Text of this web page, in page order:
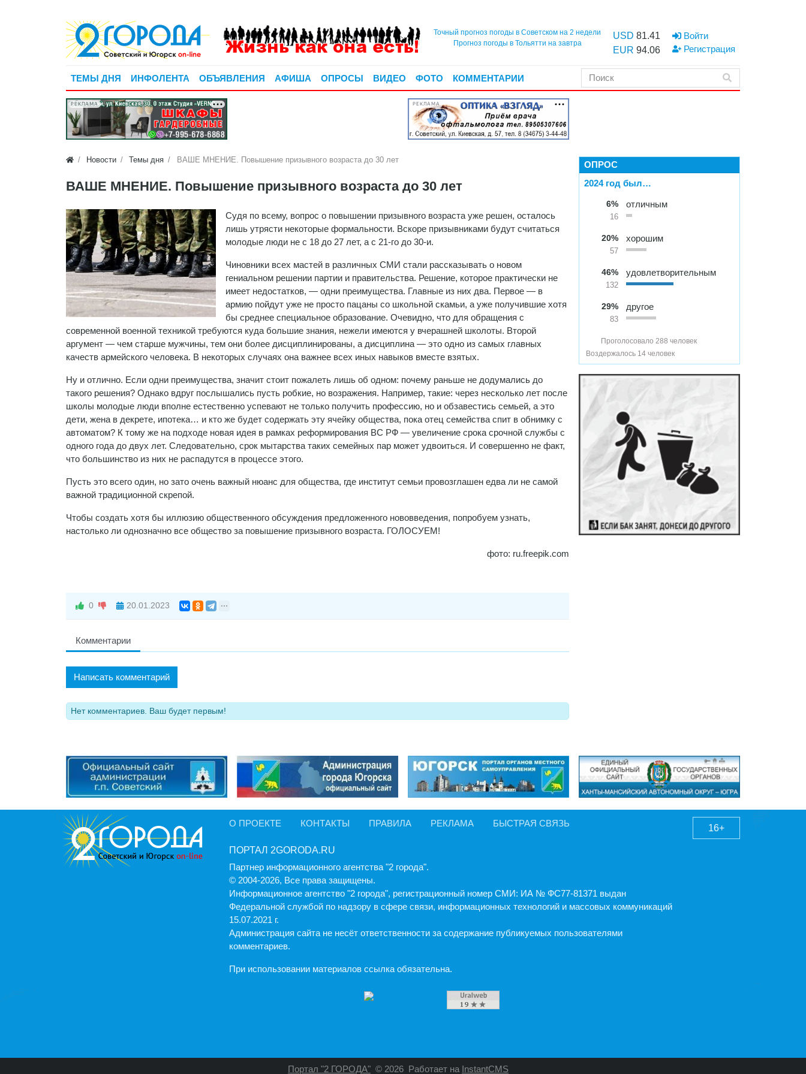
Точный прогноз погоды в Советском на 2 недели
Прогноз погоды в Тольятти на завтра
USD 81.41
EUR 94.06
Войти
Регистрация
ТЕМЫ ДНЯ ИНФОЛЕНТА ОБЪЯВЛЕНИЯ АФИША ОПРОСЫ ВИДЕО ФОТО КОММЕНТАРИИ
РЕКЛАМА РЕКЛАМА
Новости Темы дня ВАШЕ МНЕНИЕ. Повышение призывного возраста до 30 лет
ВАШЕ МНЕНИЕ. Повышение призывного возраста до 30 лет
Судя по всему, вопрос о повышении призывного возраста уже решен, осталось
лишь утрясти некоторые формальности. Вскоре призывниками будут считаться
молодые люди не с 18 до 27 лет, а с 21-го до 30-и.
Чиновники всех мастей в различных СМИ стали рассказывать о новом
гениальном решении партии и правительства. Решение, которое практически не
имеет недостатков, — одни преимущества. Главные из них два. Первое — в
армию пойдут уже не просто пацаны со школьной скамьи, а уже получившие хотя
бы среднее специальное образование. Очевидно, что для обращения с
современной военной техникой требуются куда большие знания, нежели имеются у вчерашней школоты. Второй
аргумент — чем старше мужчины, тем они более дисциплинированы, а дисциплина — это одно из самых главных
качеств армейского человека. В некоторых случаях она важнее всех иных навыков вместе взятых.
Ну и отлично. Если одни преимущества, значит стоит пожалеть лишь об одном: почему раньше не додумались до
такого решения? Однако вдруг послышались пусть робкие, но возражения. Например, такие: через несколько лет после
школы молодые люди вполне естественно успевают не только получить профессию, но и обзавестись семьей, а это
дети, жена в декрете, ипотека… и кто же будет содержать эту ячейку общества, пока отец семейства спит в обнимку с
автоматом? К тому же на подходе новая идея в рамках реформирования ВС РФ — увеличение срока срочной службы с
одного года до двух лет. Следовательно, срок мытарства таких семейных пар может удвоиться. И совершенно не факт,
что большинство из них не распадутся в процессе этого.
Пусть это всего один, но зато очень важный нюанс для общества, где институт семьи провозглашен едва ли не самой
важной традиционной скрепой.
Чтобы создать хотя бы иллюзию общественного обсуждения предложенного нововведения, попробуем узнать,
настолько ли однозначно все общество за повышение призывного возраста. ГОЛОСУЕМ!
фото: ru.freepik.com
0 20.01.2023
Комментарии
Написать комментарий
Нет комментариев. Ваш будет первым!
ОПРОС
2024 год был…
6%
16
отличным
20%
57
хорошим
46%
132
удовлетворительным
29%
83
другое
Проголосовало 288 человек
Воздержалось 14 человек
О ПРОЕКТЕ КОНТАКТЫ ПРАВИЛА РЕКЛАМА БЫСТРАЯ СВЯЗЬ
ПОРТАЛ 2GORODA.RU
Партнер информационного агентства "2 города".
© 2004-2026, Все права защищены.
Информационное агентство "2 города", регистрационный номер СМИ: ИА № ФС77-81371 выдан
Федеральной службой по надзору в сфере связи, информационных технологий и массовых коммуникаций
15.07.2021 г.
Администрация cайта не несёт ответственности за содержание публикуемых пользователями
комментариев.
При использовании материалов ссылка обязательна.
16+
Портал "2 ГОРОДА" © 2026 Работает на InstantCMS